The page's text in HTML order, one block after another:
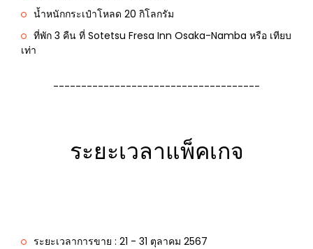
น้ำหนักกระเป๋าโหลด 20 กิโลกรัม
ที่พัก 3 คืน ที่ Sotetsu Fresa Inn Osaka-Namba หรือ เทียบ
เท่า
-------------------------------------
ระยะเวลาแพ็คเกจ
ระยะเวลาการขาย : 21 - 31 ตุลาคม 2567